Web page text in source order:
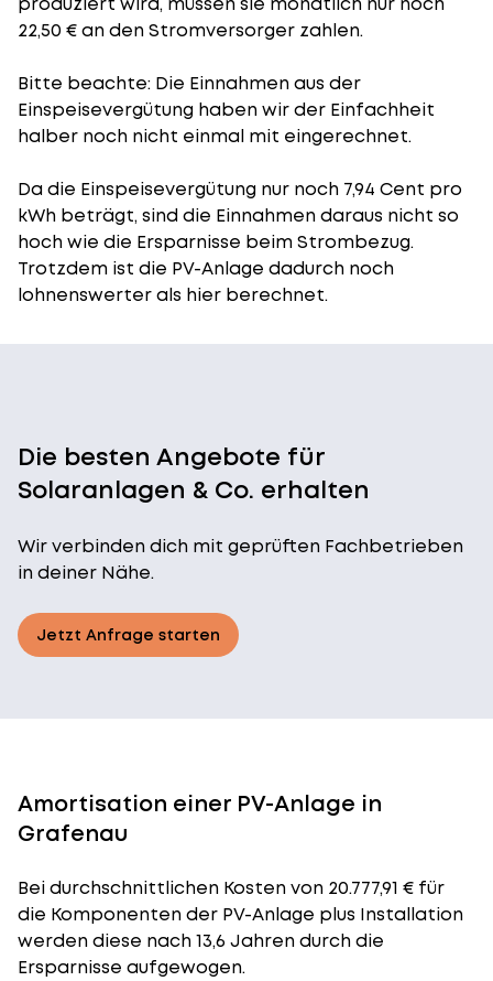
22,50 € an den Stromversorger zahlen.
Bitte beachte: Die Einnahmen aus der
Einspeisevergütung haben wir der Einfachheit
halber noch nicht einmal mit eingerechnet.
Da die Einspeisevergütung nur noch 7,94 Cent pro
kWh beträgt, sind die Einnahmen daraus nicht so
hoch wie die Ersparnisse beim Strombezug.
Trotzdem ist die PV-Anlage dadurch noch
lohnenswerter als hier berechnet.
Die besten Angebote für
Solaranlagen & Co. erhalten
Wir verbinden dich mit geprüften Fachbetrieben
in deiner Nähe.
Jetzt Anfrage starten
Amortisation einer PV-Anlage in
Grafenau
Bei durchschnittlichen Kostenvon 20.777,91 € für
die Komponenten der PV-Anlage plus Installation
werden diese nach 13,6 Jahren durch die
Ersparnisse aufgewogen.